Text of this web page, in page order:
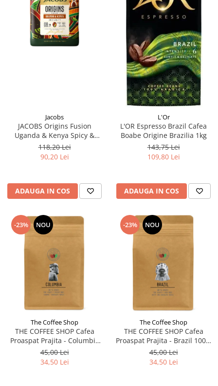
Jacobs
JACOBS Origins Fusion
Uganda & Kenya Spicy &
Nutty - Cafea Boabe 1kg
118,20 Lei
90,20 Lei
ADAUGA IN COS
L'Or
L'OR Espresso Brazil Cafea
Boabe Origine Brazilia 1kg
143,75 Lei
109,80 Lei
ADAUGA IN COS
-23% NOU
The Coffee Shop
THE COFFEE SHOP Cafea
Proaspat Prajita - Columbia
100% Arabica - Cafea Boabe -
250g
45,00 Lei
34,50 Lei
-23% NOU
The Coffee Shop
THE COFFEE SHOP Cafea
Proaspat Prajita - Brazil 100%
Arabica - Cafea Boabe - 250g
45,00 Lei
34,50 Lei